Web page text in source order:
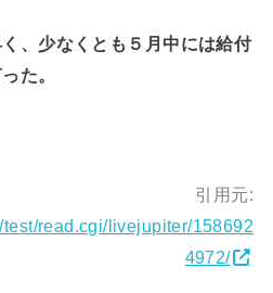
、少なくとも５月中には給付
た。
引用元:
read.cgi/livejupiter/158692
4972/